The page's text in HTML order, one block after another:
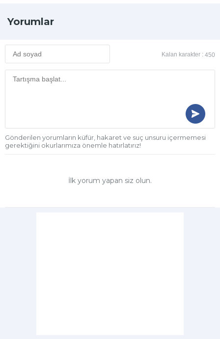
Yorumlar
Kalan karakter : 450
Gönderilen yorumların küfür, hakaret ve suç unsuru içermemesi
gerektiğini okurlarımıza önemle hatırlatırız!
İlk yorum yapan siz olun.